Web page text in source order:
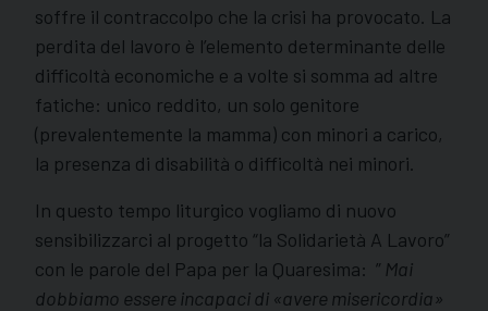
soffre il contraccolpo che la crisi ha provocato. La
perdita del lavoro è l’elemento determinante delle
difficoltà economiche e a volte si somma ad altre
fatiche: unico reddito, un solo genitore
(prevalentemente la mamma) con minori a carico,
la presenza di disabilità o difficoltà nei minori.
In questo tempo liturgico vogliamo di nuovo
sensibilizzarci al progetto “la Solidarietà A Lavoro”
con le parole del Papa per la Quaresima: ” Mai
dobbiamo essere incapaci di «avere misericordia»